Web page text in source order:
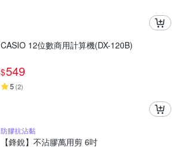
CASIO 12位數商用計算機(DX-120B)
$549
5 (2)
防膠抗沾黏
【鋒銳】不沾膠萬用剪 6吋